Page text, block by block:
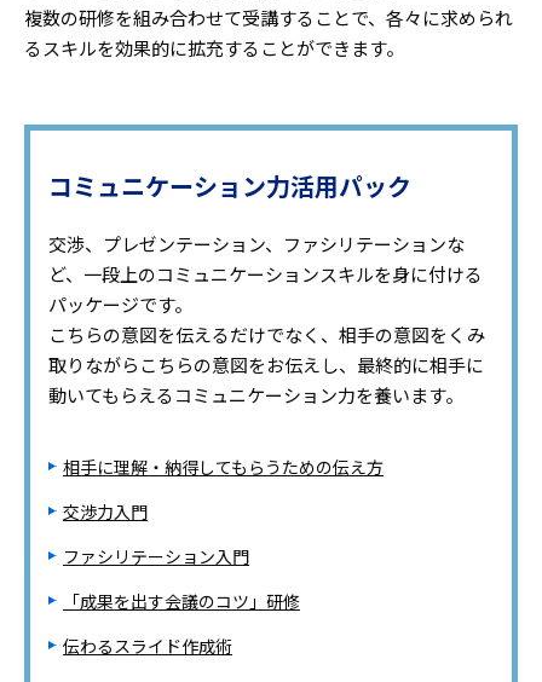
複数の研修を組み合わせて受講することで、各々に求められ
るスキルを効果的に拡充することができます。
コミュニケーション力活用パック
交渉、プレゼンテーション、ファシリテーションな
ど、一段上のコミュニケーションスキルを身に付ける
パッケージです。
こちらの意図を伝えるだけでなく、相手の意図をくみ
取りながらこちらの意図をお伝えし、最終的に相手に
動いてもらえるコミュニケーション力を養います。
相手に理解・納得してもらうための伝え方
交渉力入門
ファシリテーション入門
「成果を出す会議のコツ」研修
伝わるスライド作成術